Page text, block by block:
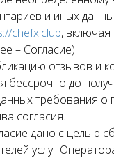
и иных
chefx.club, включая
– Согласие).
отзывов и
бессрочно до
требования о
согласия.
дано с целью
услуг